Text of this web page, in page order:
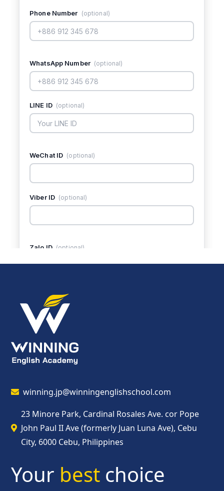
winning.jp@winningenglishschool.com
23 Minore Park, Cardinal Rosales Ave. cor Pope
John Paul II Ave (formerly Juan Luna Ave), Cebu
City, 6000 Cebu, Philippines
Your best choice